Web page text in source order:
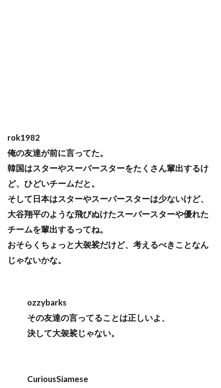
rok1982
俺の友達が前に言ってた。
韓国はスターやスーパースターをたくさん輩出するけ
ど、ひどいチームだと。
そして日本はスターやスーパースターは少ないけど、
大谷翔平のような飛びぬけたスーパースターや優れた
チームを輩出するってね。
おそらくちょっと大袈裟だけど、考えるべきことなん
じゃないかな。
ozzybarks
その友達の言ってることは正しいよ、
決して大袈裟じゃない。
CuriousSiamese